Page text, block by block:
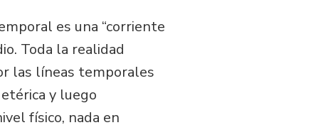
es una “corriente
Toda la realidad
las líneas temporales
y luego
físico, nada en